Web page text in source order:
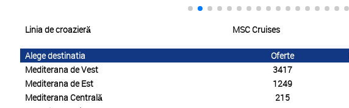
Linia de croazieră MSC Cruises
Alege destinatia Oferte
Mediterana de Vest
3417
Mediterana de Est
1249
Mediterana Centrală
215